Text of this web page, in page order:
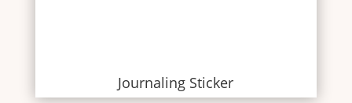
Journaling Sticker